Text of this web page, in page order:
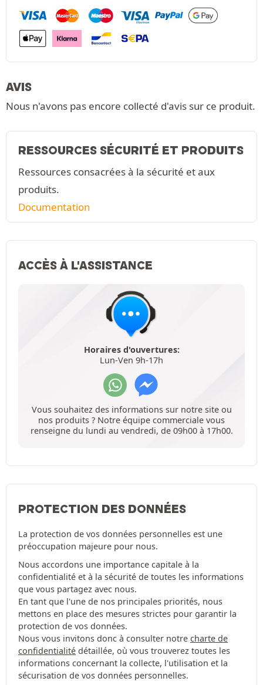
AVIS
Nous n'avons pas encore collecté d'avis sur ce produit.
RESSOURCES SÉCURITÉ ET PRODUITS
Ressources consacrées à la sécurité et aux
produits.
Documentation
ACCÈS À L'ASSISTANCE
Horaires d'ouvertures:
Lun-Ven 9h-17h
Vous souhaitez des informations sur notre site ou
nos produits ? Notre équipe commerciale vous
renseigne du lundi au vendredi, de 09h00 à 17h00.
PROTECTION DES DONNÉES
La protection de vos données personnelles est une
préoccupation majeure pour nous.
Nous accordons une importance capitale à la
confidentialité et à la sécurité de toutes les informations
que vous partagez avec nous.
En tant que l'une de nos principales priorités, nous
mettons en place des mesures strictes pour garantir la
protection de vos données.
Nous vous invitons donc à consulter notre charte de
confidentialité détaillée, où vous trouverez toutes les
informations concernant la collecte, l'utilisation et la
sécurisation de vos données personnelles.